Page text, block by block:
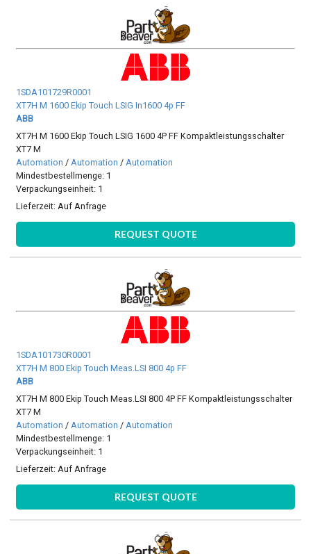
1SDA101729R0001
XT7H M 1600 Ekip Touch LSIG In1600 4p FF
ABB
XT7H M 1600 Ekip Touch LSIG 1600 4P FF Kompaktleistungsschalter
XT7 M
Automation / Automation / Automation
Mindestbestellmenge: 1
Verpackungseinheit: 1
Lieferzeit:Auf Anfrage
REQUEST QUOTE
1SDA101730R0001
XT7H M 800 Ekip Touch Meas.LSI 800 4p FF
ABB
XT7H M 800 Ekip Touch Meas.LSI 800 4P FF Kompaktleistungsschalter
XT7 M
Automation / Automation / Automation
Mindestbestellmenge: 1
Verpackungseinheit: 1
Lieferzeit:Auf Anfrage
REQUEST QUOTE